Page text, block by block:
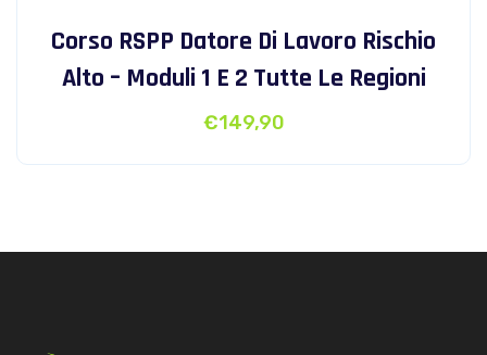
Corso RSPP Datore Di Lavoro Rischio
Alto – Moduli 1 E 2 Tutte Le Regioni
€149,90